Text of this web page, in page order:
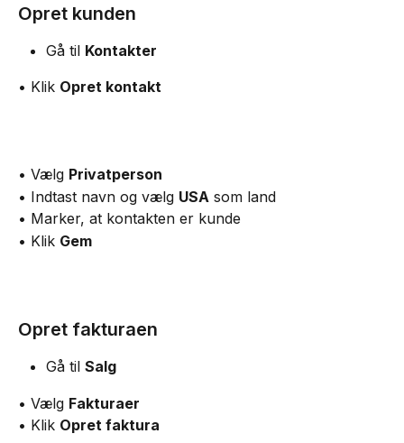
Opret kunden
Gå til Kontakter
• Klik Opret kontakt
• Vælg Privatperson
• Indtast navn og vælg USA som land
• Marker, at kontakten er kunde
• Klik Gem
Opret fakturaen
Gå til Salg
• Vælg Fakturaer
• Klik Opret faktura